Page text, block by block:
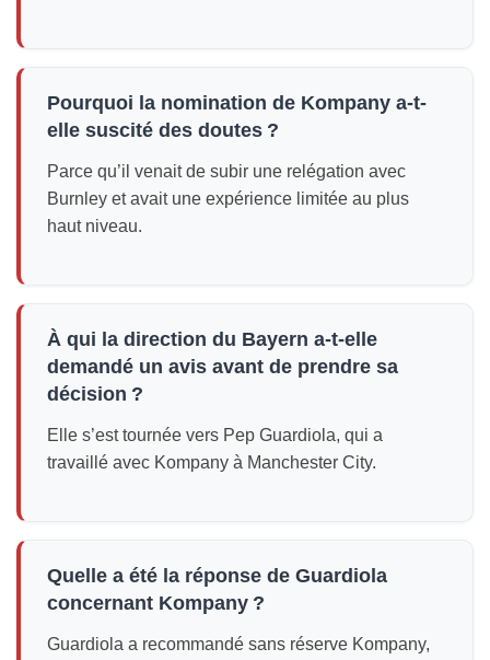
Pourquoi la nomination de Kompany a-t-
elle suscité des doutes ?
Parce qu’il venait de subir une relégation avec
Burnley et avait une expérience limitée au plus
haut niveau.
À qui la direction du Bayern a-t-elle
demandé un avis avant de prendre sa
décision ?
Elle s’est tournée vers Pep Guardiola, qui a
travaillé avec Kompany à Manchester City.
Quelle a été la réponse de Guardiola
concernant Kompany ?
Guardiola a recommandé sans réserve Kompany,